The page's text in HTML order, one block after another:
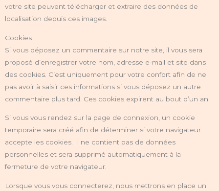
votre site peuvent télécharger et extraire des données de
localisation depuis ces images.
Cookies
Si vous déposez un commentaire sur notre site, il vous sera
proposé d’enregistrer votre nom, adresse e-mail et site dans
des cookies. C’est uniquement pour votre confort afin de ne
pas avoir à saisir ces informations si vous déposez un autre
commentaire plus tard. Ces cookies expirent au bout d’un an.
Si vous vous rendez sur la page de connexion, un cookie
temporaire sera créé afin de déterminer si votre navigateur
accepte les cookies. Il ne contient pas de données
personnelles et sera supprimé automatiquement à la
fermeture de votre navigateur.
Lorsque vous vous connecterez, nous mettrons en place un